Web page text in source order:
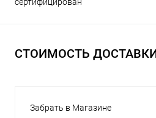
СТОИМОСТЬ
Забрать в Магазине